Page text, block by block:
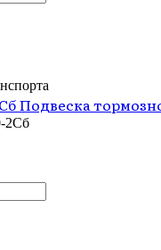
Подвеска
2Сб